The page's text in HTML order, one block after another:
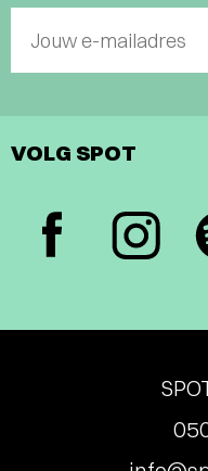
Jouw e-mailadres
VOLG SPOT